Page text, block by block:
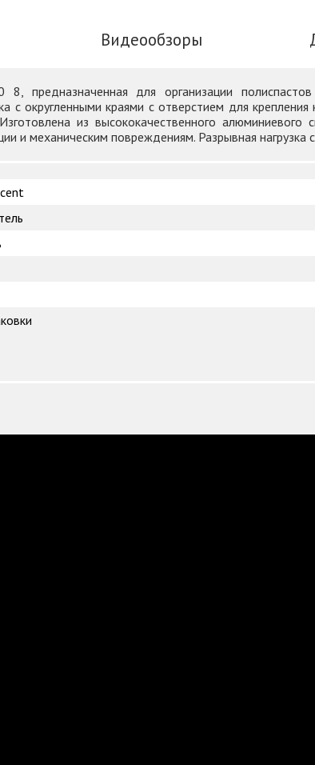
Видеообзоры
предназначенная для организации
с округленными краями с отверстием для
из высококачественного
и механическим повреждениям. Разрывная нагрузка